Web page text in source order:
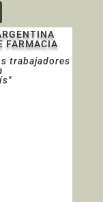
FARMACIA
trabajadores